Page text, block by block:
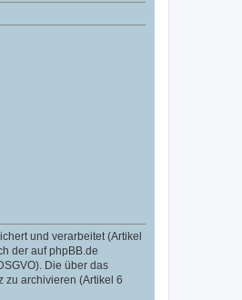
und verarbeitet (Artikel
der auf phpBB.de
Die über das
zu archivieren (Artikel 6